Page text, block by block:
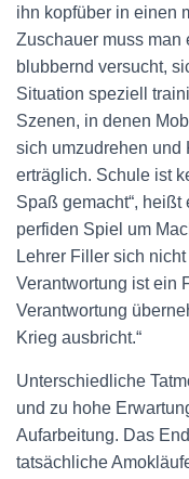
ihn kopfüber in einen
Zuschauer muss man
blubbernd versucht,
Situation speziell
Szenen, in denen
sich umzudrehen und
erträglich. Schule ist
Spaß gemacht“,
perfiden Spiel um
Lehrer Filler sich
Verantwortung ist ein
Verantwortung
Krieg ausbricht.“
Unterschiedliche
und zu hohe
Aufarbeitung. Das
tatsächliche